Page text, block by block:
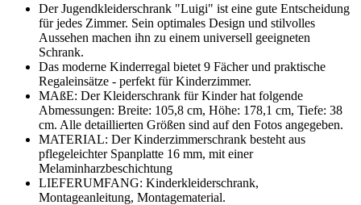
Der Jugendkleiderschrank "Luigi" ist eine gute Entscheidung
für jedes Zimmer. Sein optimales Design und stilvolles
Aussehen machen ihn zu einem universell geeigneten
Schrank.
Das moderne Kinderregal bietet 9 Fächer und praktische
Regaleinsätze - perfekt für Kinderzimmer.
MAßE: Der Kleiderschrank für Kinder hat folgende
Abmessungen: Breite: 105,8 cm, Höhe: 178,1 cm, Tiefe: 38
cm. Alle detaillierten Größen sind auf den Fotos angegeben.
MATERIAL: Der Kinderzimmerschrank besteht aus
pflegeleichter Spanplatte 16 mm, mit einer
Melaminharzbeschichtung
LIEFERUMFANG: Kinderkleiderschrank,
Montageanleitung, Montagematerial.